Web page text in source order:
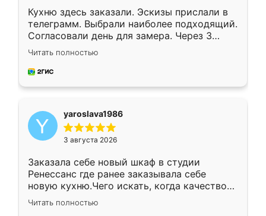
Кухню здесь заказали. Эскизы прислали в
телеграмм. Выбрали наиболее подходящий.
Согласовали день для замера. Через 3
недели кухня была уже готова. Остались
довольны работой. Спасибо Ренессанс
мебель за качественную работу!
Читать полностью
yaroslava1986
3 августа 2026
Заказала себе новый шкаф в студии
Ренессанс где ранее заказывала себе
новую кухню.Чего искать, когда качеством
вполне довольна. Служит кухня уже почти
два года, нареканий нет.
Читать полностью